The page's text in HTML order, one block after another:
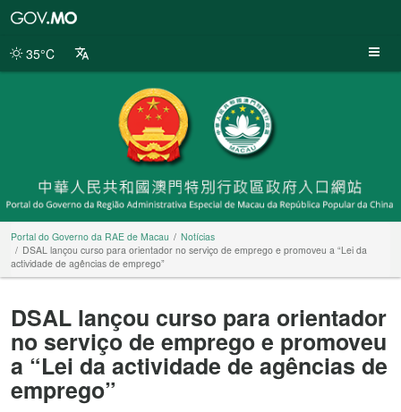
da
35°C
Portal do Governo da RAE de Macau
Notícias
DSAL lançou curso para orientador no serviço de emprego e promoveu a “Lei da
actividade de agências de emprego”
DSAL lançou curso para orientador
no serviço de emprego e promoveu
a “Lei da actividade de agências de
emprego”